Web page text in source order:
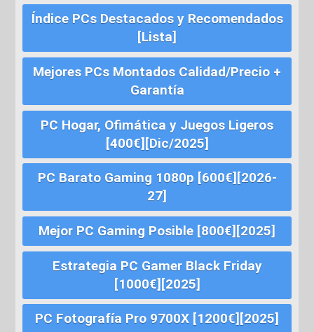
Índice PCs Destacados y Recomendados
[Lista]
Mejores PCs Montados Calidad/Precio +
Garantía
PC Hogar, Ofimática y Juegos Ligeros
[400€][Dic/2025]
PC Barato Gaming 1080p [600€][2026-
27]
Mejor PC Gaming Posible [800€][2025]
Estrategia PC Gamer Black Friday
[1000€][2025]
PC Fotografía Pro 9700X [1200€][2025]